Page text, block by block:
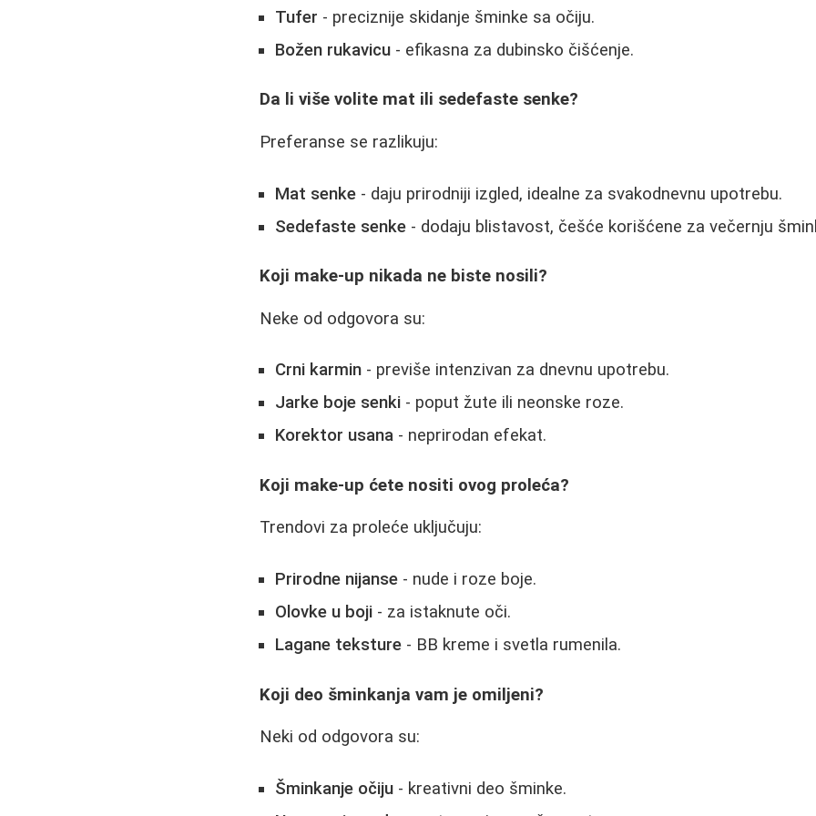
Tufer - preciznije skidanje šminke sa očiju.
Božen rukavicu - efikasna za dubinsko čišćenje.
Da li više volite mat ili sedefaste senke?
Preferanse se razlikuju:
Mat senke - daju prirodniji izgled, idealne za svakodnevnu upotrebu.
Sedefaste senke - dodaju blistavost, češće korišćene za večernju
Koji make-up nikada ne biste nosili?
Neke od odgovora su:
Crni karmin - previše intenzivan za dnevnu upotrebu.
Jarke boje senki - poput žute ili neonske roze.
Korektor usana - neprirodan efekat.
Koji make-up ćete nositi ovog proleća?
Trendovi za proleće uključuju:
Prirodne nijanse - nude i roze boje.
Olovke u boji - za istaknute oči.
Lagane teksture - BB kreme i svetla rumenila.
Koji deo šminkanja vam je omiljeni?
Neki od odgovora su:
Šminkanje očiju - kreativni deo šminke.